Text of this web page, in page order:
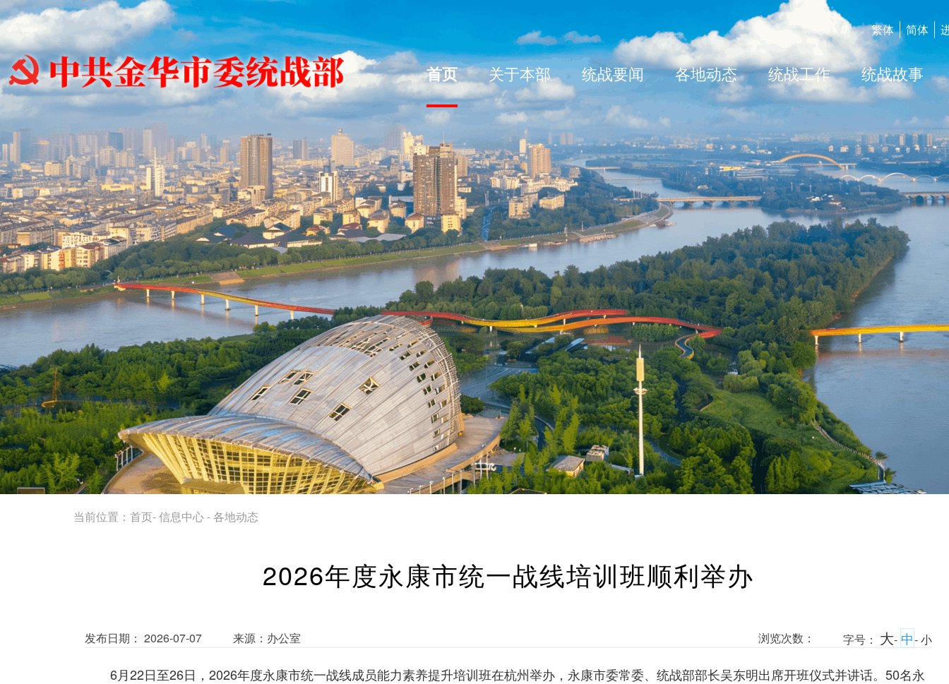
繁体 简体
首页 关于本部 统战要闻 各地动态 统战工作 统战故事
当前位置： 首页-信息中心-各地动态
2026年度永康市统一战线培训班顺利举办
发布日期： 2026-07-07 来源：办公室 字号： 大- 中-小
浏览次数：
6月22日至26日，2026年度永康市统一战线成员能力素养提升培训班在杭州举办，永康市委常委、统战部部长吴东明出席开班仪式并讲话。50名永